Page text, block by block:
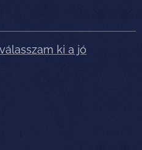
ki a jó